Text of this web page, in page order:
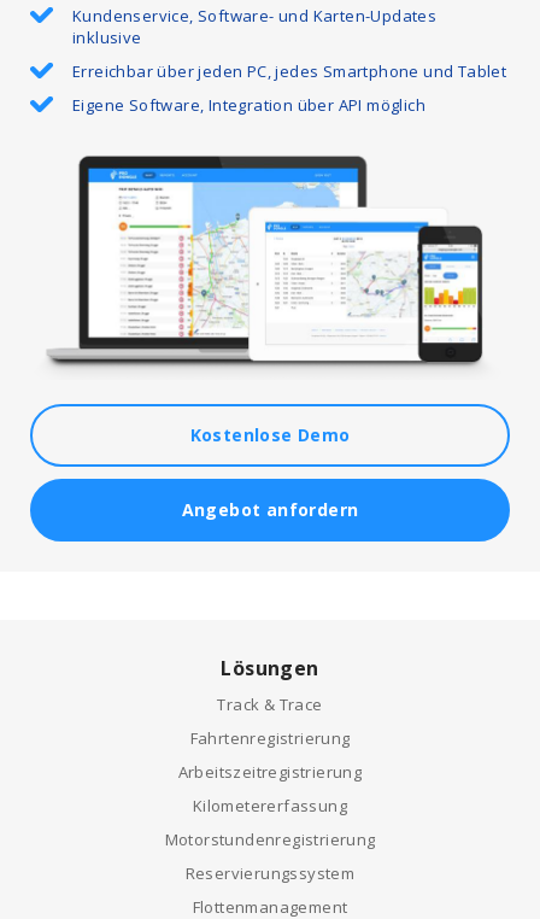
Kostenlose Demo
Angebot anfordern
Kundenservice, Software- und Karten-Updates
inklusive
Erreichbar über jeden PC, jedes Smartphone und Tablet
Eigene Software, Integration über API möglich
Lösungen
Track & Trace
Fahrtenregistrierung
Arbeitszeitregistrierung
Kilometererfassung
Motorstundenregistrierung
Reservierungssystem
Flottenmanagement